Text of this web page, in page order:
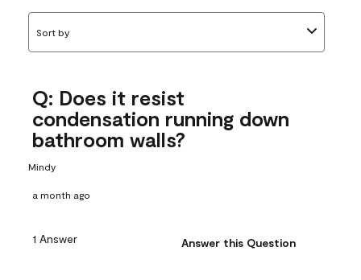
Sort by
Q: Does it resist
condensation running down
bathroom walls?
Mindy
a month ago
1 Answer Answer this Question